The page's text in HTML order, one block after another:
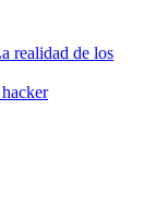
realidad de los